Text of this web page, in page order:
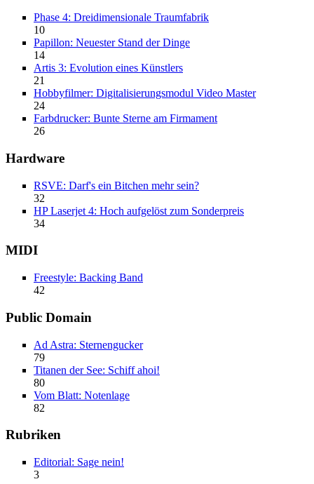
Phase 4: Dreidimensionale Traumfabrik
10
Papillon: Neuester Stand der Dinge
14
Artis 3: Evolution eines Künstlers
21
Hobbyfilmer: Digitalisierungsmodul Video Master
24
Farbdrucker: Bunte Sterne am Firmament
26
Hardware
RSVE: Darf's ein Bitchen mehr sein?
32
HP Laserjet 4: Hoch aufgelöst zum Sonderpreis
34
MIDI
Freestyle: Backing Band
42
Public Domain
Ad Astra: Sternengucker
79
Titanen der See: Schiff ahoi!
80
Vom Blatt: Notenlage
82
Rubriken
Editorial: Sage nein!
3